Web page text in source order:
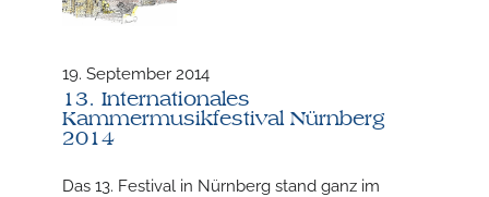
19. September 2014
13. Internationales
Kammermusikfestival Nürnberg
2014
Das 13. Festival in Nürnberg stand ganz im